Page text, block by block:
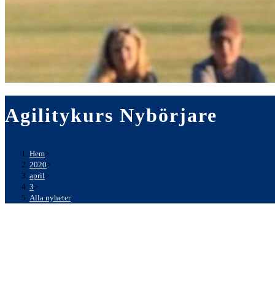
Agilitykurs Nybörjare
Hem>
2020>
april>
3>
Alla nyheter